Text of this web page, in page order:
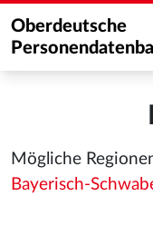
Oberdeutsche
Mögliche
Bayerisch-